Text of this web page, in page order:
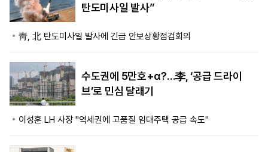
탄도미사일 발사”
靑, 北 탄도미사일 발사에 긴급 안보상황점검회의
수도권에 5만호+α?…李, ‘공급 드라이
브’로 민심 달래기
이성훈 LH 사장 "역세권에 고품질 임대주택 공급 속도"